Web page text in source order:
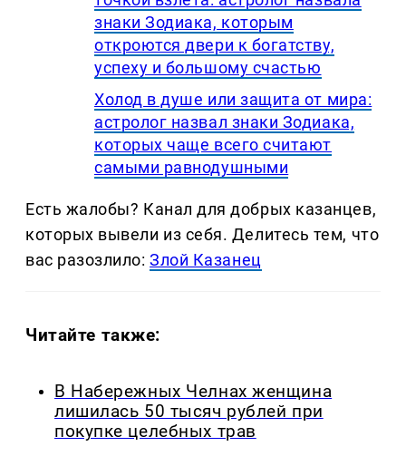
знаки Зодиака, которым
откроются двери к богатству,
успеху и большому счастью
Холод в душе или защита от мира:
астролог назвал знаки Зодиака,
которых чаще всего считают
самыми равнодушными
Есть жалобы? Канал для добрых казанцев,
которых вывели из себя. Делитеcь тем, что
вас разозлило:Злой Казанец
Читайте также:
В Набережных Челнах женщина
лишилась 50 тысяч рублей при
покупке целебных трав